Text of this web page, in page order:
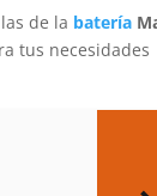
de la batería
tus necesidades